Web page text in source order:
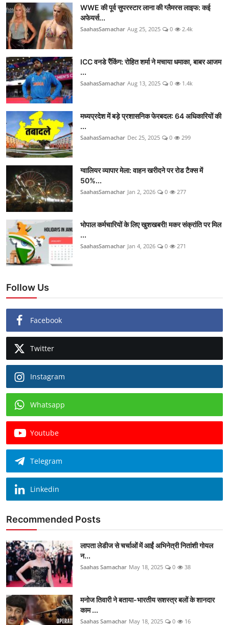
WWE की पूर्व सुपरस्टार लाना की ग्लैमरस लाइफ: कई
अफेयर्स...
SaahasSamachar Aug 25, 2025 0 2.4k
ICC वनडे रैंकिंग: रोहित शर्मा ने मचाया धमाका, बाबर आजम
...
SaahasSamachar Aug 13, 2025 0 1.4k
मध्यप्रदेश में बड़े प्रशासनिक फेरबदल: 64 अधिकारियों की
...
SaahasSamachar Dec 25, 2025 0 299
ग्वालियर व्यापार मेला: वाहन खरीदने पर रोड टैक्स में
50%...
SaahasSamachar Jan 2, 2026 0 277
भोपाल कर्मचारियों के लिए खुशखबरी! मकर संक्रांति पर मिल
...
SaahasSamachar Jan 4, 2026 0 271
Follow Us
Facebook
Twitter
Instagram
Whatsapp
Youtube
Telegram
Linkedin
Recommended Posts
लापता लेडीज से चर्चाओं में आईं अभिनेत्री नितांशी गोयल
न...
Saahas Samachar May 18, 2025 0 38
मनोज तिवारी ने बताया-भारतीय सशस्त्र बलों के शानदार
काम ...
Saahas Samachar May 18, 2025 0 16